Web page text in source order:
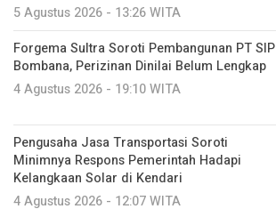
5 Agustus 2026 - 13:26 WITA
Forgema Sultra Soroti Pembangunan PT SIP
Bombana, Perizinan Dinilai Belum Lengkap
4 Agustus 2026 - 19:10 WITA
Pengusaha Jasa Transportasi Soroti
Minimnya Respons Pemerintah Hadapi
Kelangkaan Solar di Kendari
4 Agustus 2026 - 12:07 WITA